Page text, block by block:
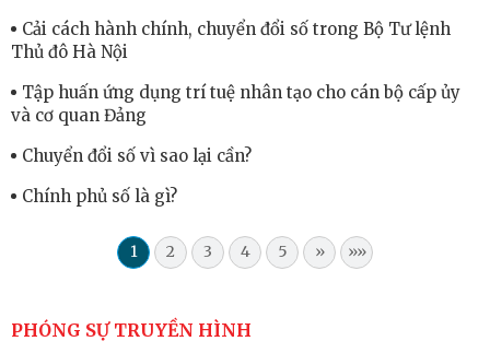
Cải cách hành chính, chuyển đổi số trong Bộ Tư lệnh
Thủ đô Hà Nội
Tập huấn ứng dụng trí tuệ nhân tạo cho cán bộ cấp ủy
và cơ quan Đảng
Chuyển đổi số vì sao lại cần?
Chính phủ số là gì?
1 2 3 4 5 » »»
PHÓNG SỰ TRUYỀN HÌNH